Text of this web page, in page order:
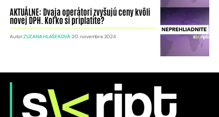
AKTUÁLNE: Dvaja operátori zvyšujú ceny kvôli
novej DPH. Koľko si priplatíte?
Autor:ZUZANA HLAŠEKOVÁ 20. novembra 2024